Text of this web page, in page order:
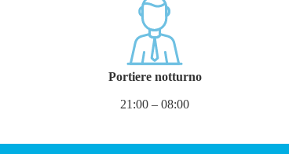
Portiere notturno
21:00 – 08:00